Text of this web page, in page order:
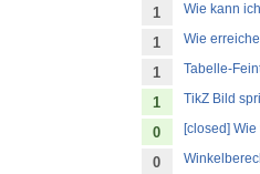
1 Wie kann
1 Wie
1 Tabelle-
1 TikZ Bild
0 [closed]
0